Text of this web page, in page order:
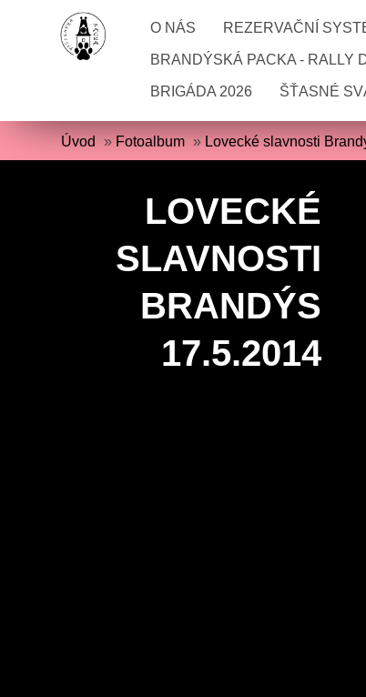
O NÁS REZERVAČNÍ
BRANDÝSKÁ PACKA - RALLY
BRIGÁDA 2026 ŠŤASNÉ
Úvod » Fotoalbum » Lovecké slavnosti
LOVECKÉ
SLAVNOSTI
BRANDÝS
17.5.2014